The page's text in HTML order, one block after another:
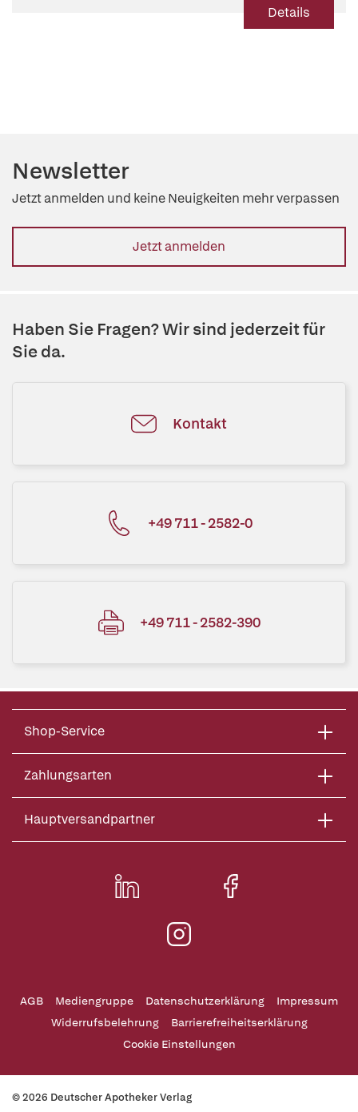
Details
Newsletter
Jetzt anmelden und keine Neuigkeiten mehr verpassen
Jetzt anmelden
Haben Sie Fragen? Wir sind jederzeit für
Sie da.
Kontakt
+49 711 - 2582-0
+49 711 - 2582-390
Shop-Service
Zahlungsarten
Hauptversandpartner
AGB Mediengruppe Datenschutzerklärung
Impressum
Widerrufsbelehrung
Barrierefreiheitserklärung
Cookie Einstellungen
© 2026 Deutscher Apotheker Verlag